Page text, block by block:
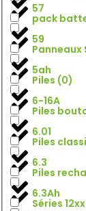
pack
Panneaux
Piles (0)
Piles
Piles
Piles
Séries
57
59
5ah
6-16A
6.01
6.3
6.3Ah